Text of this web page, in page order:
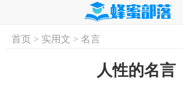
首页 实用文
首页> 实用文 > 名言
人性的名言